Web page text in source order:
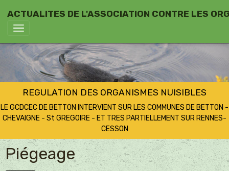
ACTUALITES DE L'ASSOCIATION CONTRE LES
REGULATION DES ORGANISMES NUISIBLES
LE GCDCEC DE BETTON INTERVIENT SUR LES COMMUNES DE BETTON -
CHEVAIGNE - St GREGOIRE - ET TRES PARTIELLEMENT SUR RENNES-
CESSON
Piégeage